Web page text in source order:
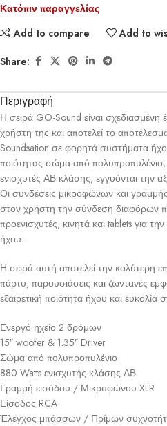
Κατόπιν παραγγελίας
Add to compare
Add to
Share:
Περιγραφή
Η σειρά GO-Sound είναι σχεδιασμένη
χρήστη της και αποτελεί το
Soundsation σε φορητά συστήματα
ποιότητας σώμα από
ενισχυτές ΑΒ κλάσης, εγγυόνται την
Οι συνδέσεις μικροφώνων και
στον χρήστη την σύνδεση διαφόρων
προενισχυτές, κινητά και tablets για
ήχου.
Η σειρά αυτή αποτελεί την καλύτερη
πάρτυ, παρουσιάσεις και ζωντανές
εξαιρετική ποιότητα ήχου και ευκολία
Ενεργό ηχείο 2 δρόμων
15″ woofer & 1.35″ Driver
Σώμα από πολυπροπυλένιο
880 Watts ενισχυτής κλάσης ΑΒ
Γραμμή εισόδου / Μικροφώνου XLR
Είσοδος RCA
Έλεγχος μπάσσων / Πρίμων